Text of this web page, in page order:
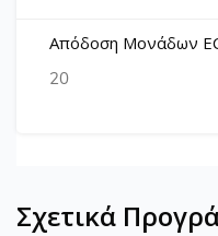
Απόδοση Μονάδων
20
Σχετικά